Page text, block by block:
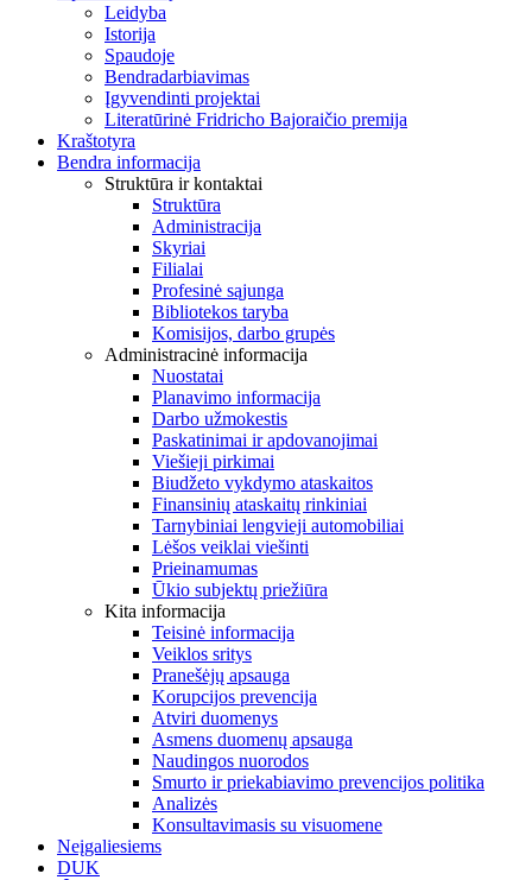
Leidyba
Istorija
Spaudoje
Bendradarbiavimas
Įgyvendinti projektai
Literatūrinė Fridricho Bajoraičio premija
Kraštotyra
Bendra informacija
Struktūra ir kontaktai
Struktūra
Administracija
Skyriai
Filialai
Profesinė sąjunga
Bibliotekos taryba
Komisijos, darbo grupės
Administracinė informacija
Nuostatai
Planavimo informacija
Darbo užmokestis
Paskatinimai ir apdovanojimai
Viešieji pirkimai
Biudžeto vykdymo ataskaitos
Finansinių ataskaitų rinkiniai
Tarnybiniai lengvieji automobiliai
Lėšos veiklai viešinti
Prieinamumas
Ūkio subjektų priežiūra
Kita informacija
Teisinė informacija
Veiklos sritys
Pranešėjų apsauga
Korupcijos prevencija
Atviri duomenys
Asmens duomenų apsauga
Naudingos nuorodos
Smurto ir priekabiavimo prevencijos politika
Analizės
Konsultavimasis su visuomene
Neįgaliesiems
DUK